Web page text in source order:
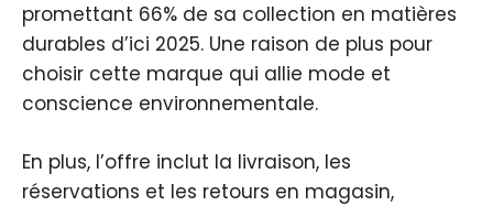
promettant 66% de sa collection en matières
durables d’ici 2025. Une raison de plus pour
choisir cette marque qui allie mode et
conscience environnementale.
En plus, l’offre inclut la livraison, les
réservations et les retours en magasin,